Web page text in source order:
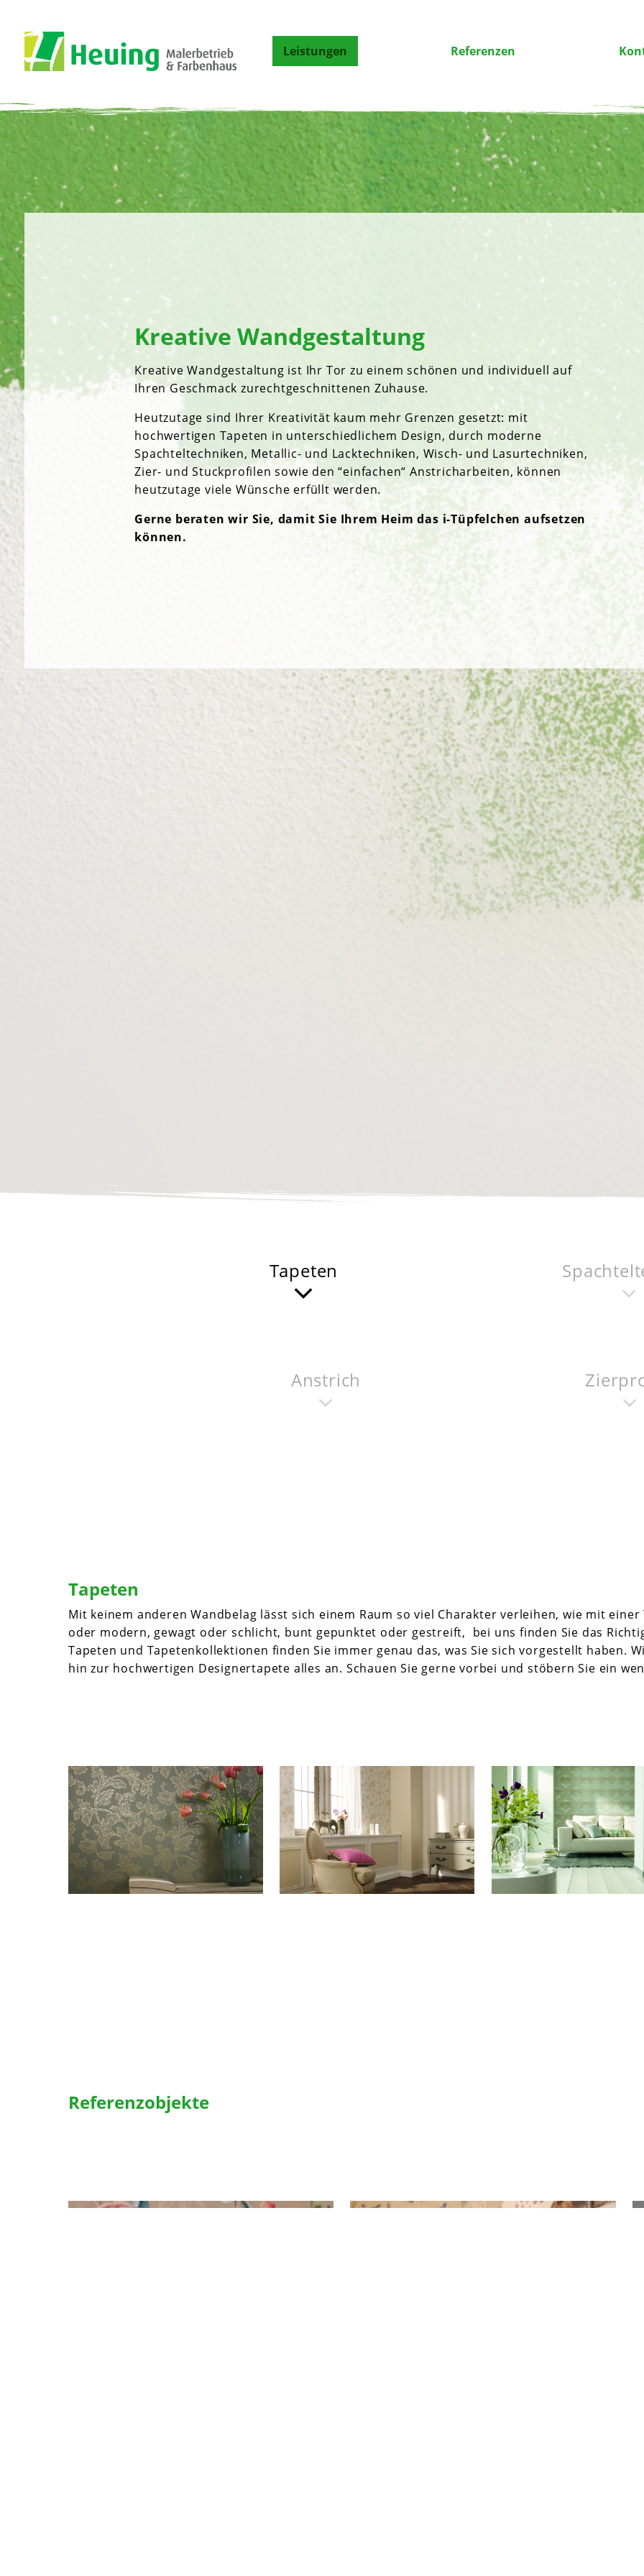
Leistungen Referenzen
Kreative Wandgestaltung
Kreative Wandgestaltung ist Ihr Tor zu einem schönen und individuell auf
Ihren Geschmack zurechtgeschnittenen Zuhause.
Heutzutage sind Ihrer Kreativität kaum mehr Grenzen gesetzt: mit
hochwertigen Tapeten in unterschiedlichem Design, durch moderne
Spachteltechniken, Metallic- und Lacktechniken, Wisch- und Lasurtechniken,
Zier- und Stuckprofilen sowie den “einfachen“ Anstricharbeiten, können
heutzutage viele Wünsche erfüllt werden.
Gerne beraten wir Sie, damit Sie Ihrem Heim das i-Tüpfelchen aufsetzen
können.
Tapeten
Anstrich
Tapeten
Mit keinem anderen Wandbelag lässt sich einem Raum so viel Charakter verleihen, wie mit
oder modern, gewagt oder schlicht, bunt gepunktet oder gestreift, bei uns finden Sie das
Tapeten und Tapetenkollektionen finden Sie immer genau das, was Sie sich vorgestellt haben.
hin zur hochwertigen Designertapete alles an. Schauen Sie gerne vorbei und stöbern Sie ein
Referenzobjekte